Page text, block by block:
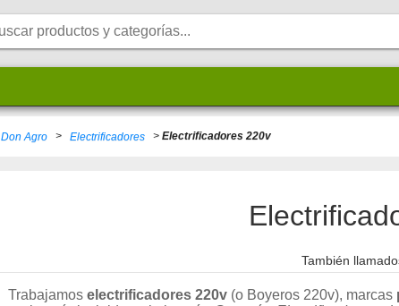
Don Agro > Electrificadores > Electrificadores 220v
También
Trabajamos electrificadores 220v(o Boyeros 220v), marcas